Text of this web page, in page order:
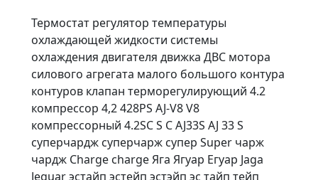
Термостат регулятор температуры
охлаждающей жидкости системы
охлаждения двигателя движка ДВС мотора
силового агрегата малого большого контура
контуров клапан терморегулирующий 4.2
компрессор 4,2 428PS AJ-V8 V8
компрессорный 4.2SC S C AJ33S AJ 33 S
суперчардж суперчарж супер Super чарж
чардж Charge charge Яга Ягуар Егуар Jaga
Jeguar эстайп эстейп эстэйп эс тайп тейп